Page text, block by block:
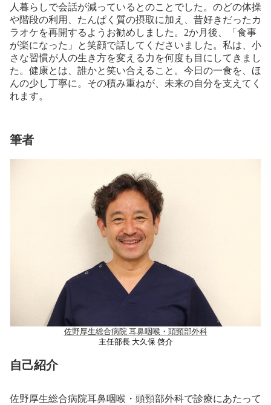
人暮らしで会話が減っているとのことでした。のどの体操
や階段の利用、たんぱく質の摂取に加え、昔好きだったカ
ラオケを再開するようお勧めしました。2か月後、「食事
が楽になった」と笑顔で話してくださいました。私は、小
さな習慣が人の生き方を変える力を何度も目にしてきまし
た。健康とは、誰かと笑い合えること。今日の一食を、ほ
んの少し丁寧に。その積み重ねが、未来の自分を支えてく
れます。
筆者
佐野厚生総合病院 耳鼻咽喉・頭頸部外科
主任部長 大久保 啓介
自己紹介
佐野厚生総合病院耳鼻咽喉・頭頸部外科で診療にあたって